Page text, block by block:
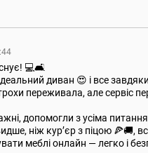
💻🛋
диван 😍 і все
переживала, але сервіс
допомогли з усіма
ніж курʼєр з піцою 🍕🚚,
меблі онлайн — легко і